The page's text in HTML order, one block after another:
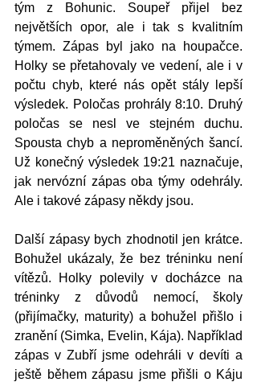
tým z Bohunic. Soupeř přijel bez
největších opor, ale i tak s kvalitním
týmem. Zápas byl jako na houpačce.
Holky se přetahovaly ve vedení, ale i v
počtu chyb, které nás opět stály lepší
výsledek. Poločas prohrály 8:10. Druhý
poločas se nesl ve stejném duchu.
Spousta chyb a neproměněných šancí.
Už konečný výsledek 19:21 naznačuje,
jak nervózní zápas oba týmy odehrály.
Ale i takové zápasy někdy jsou.
Další zápasy bych zhodnotil jen krátce.
Bohužel ukázaly, že bez tréninku není
vítězů. Holky polevily v docházce na
tréninky z důvodů nemocí, školy
(přijímačky, maturity) a bohužel přišlo i
zranění (Simka, Evelin, Kája). Například
zápas v Zubří jsme odehráli v devíti a
ještě během zápasu jsme přišli o Káju